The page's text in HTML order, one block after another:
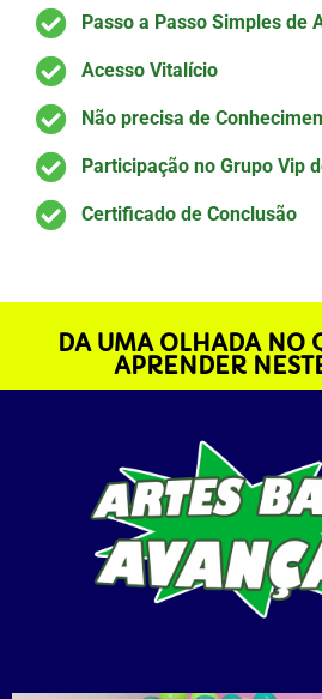
Passo a Passo Simples de
Acesso Vitalício
Não precisa de
Participação no Grupo Vip
Certificado de Conclusão
DA UMA OLHADA NO
APRENDER